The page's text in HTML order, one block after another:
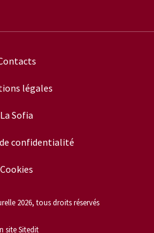
légales
La Sofia
confidentialité
Cookies
2026, tous droits réservés
site Sitedit